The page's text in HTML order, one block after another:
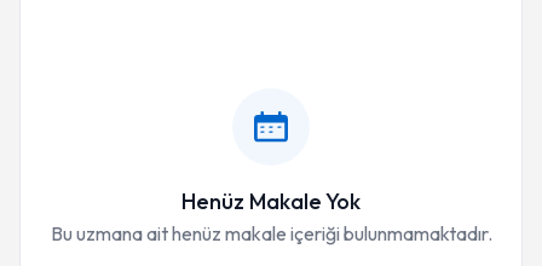
Henüz Makale Yok
Bu uzmana ait henüz makale içeriği bulunmamaktadır.